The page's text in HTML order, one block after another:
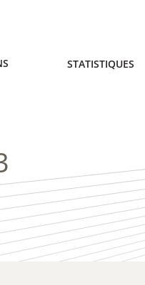
STATISTIQUES